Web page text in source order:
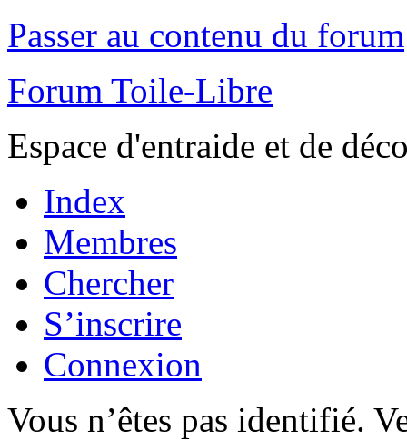
Passer au contenu du forum
Forum Toile-Libre
Espace d'entraide et de
Index
Membres
Chercher
S’inscrire
Connexion
Vous n’êtes pas identifié.